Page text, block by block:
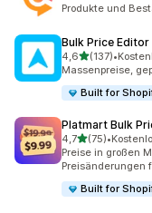
Produkte und
Bulk Price Editor
4,6von 5 Sternen
(137)
137 Rezensionen
•
Massenpreise,
Built for
Platmart Bulk
4,7von 5 Sternen
(75)
75 Rezensionen
•
Preise in großen
Preisänderungen
Built for